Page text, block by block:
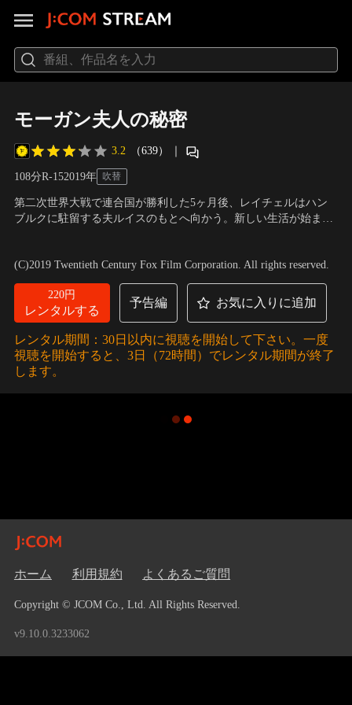
モーガン夫人の秘密
3.2 （639） ｜
108分R-152019年 吹替
第二次世界大戦で連合国が勝利した5ヶ月後、レイチェルはハン
ブルクに駐留する夫ルイスのもとへ向かう。新しい生活が始まる
ルバートに心の支えを求めるようになっていく。
(C)2019 Twentieth Century Fox Film Corporation. All rights reserved.
220円
レンタルする
予告編 お気に入りに追加
レンタル期間：30日以内に視聴を開始して下さい。一度
視聴を開始すると、3日（72時間）でレンタル期間が終了
します。
ホーム 利用規約 よくあるご質問
Copyright © JCOM Co., Ltd. All Rights Reserved.
v9.10.0.3233062